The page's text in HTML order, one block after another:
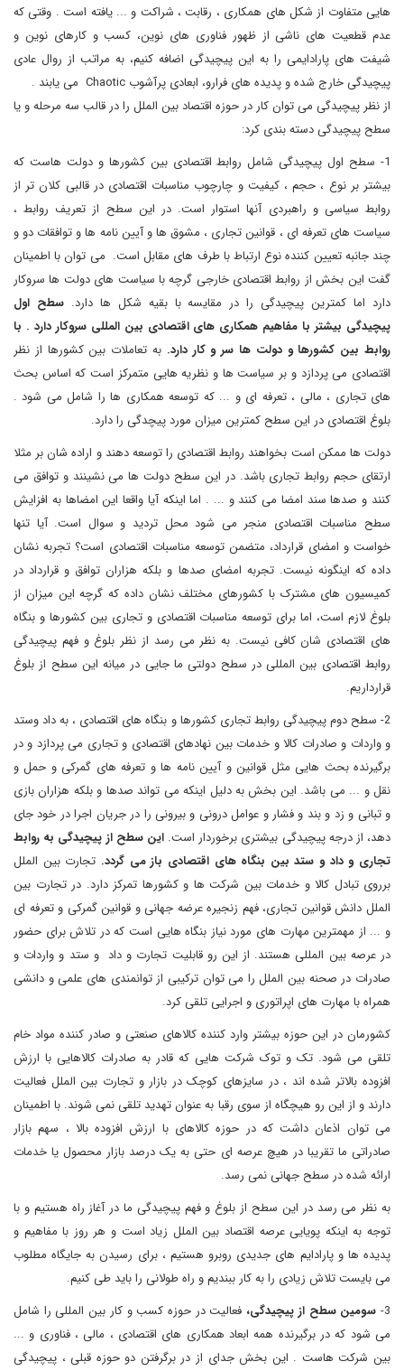
هایی متفاوت از شکل های همکاری ، رقابت ، شراکت و ... یافته است . وقتی که
عدم قطعیت های ناشی از ظهور فناوری های نوین، کسب و کارهای نوین و
شیفت های پارادایمی را به این پیچیدگی اضافه کنیم، به مراتب از روال عادی
پیچیدگی خارج شده و پدیده های فرارو، ابعادی پرآشوب Chaotic می یابند .
از نظر پیچیدگی می توان کار در حوزه اقتصاد بین الملل را در قالب سه مرحله و یا
سطح پیچیدگی دسته بندی کرد:
1- سطح اول پیچیدگی شامل روابط اقتصادی بین کشورها و دولت هاست که
بیشتر بر نوع ، حجم ، کیفیت و چارچوب مناسبات اقتصادی در قالبی کلان تر از
روابط سیاسی و راهبردی آنها استوار است. در این سطح از تعریف روابط ،
سیاست های تعرفه ای ، قوانین تجاری ، مشوق ها و آیین نامه ها و توافقات دو و
چند جانبه تعیین کننده نوع ارتباط با طرف های مقابل است. می توان با اطمینان
گفت این بخش از روابط اقتصادی خارجی گرچه با سیاست های دولت ها سروکار
دارد اما کمترین پیچیدگی را در مقایسه با بقیه شکل ها دارد.سطح اول
پیچیدگی بیشتر با مفاهیم همکاری های اقتصادی بین المللی سروکار دارد . با
روابط بین کشورها و دولت ها سر و کار دارد. به تعاملات بین کشورها از نظر
اقتصادی می پردازد و بر سیاست ها و نظریه هایی متمرکز است که اساس بحث
های تجاری ، مالی ، تعرفه ای و ... که توسعه همکاری ها را شامل می شود .
بلوغ اقتصادی در این سطح کمترین میزان مورد پیچدگی را دارد.
دولت ها ممکن است بخواهند روابط اقتصادی را توسعه دهند و اراده شان بر مثلا
ارتقای حجم روابط تجاری باشد. در این سطح دولت ها می نشینند و توافق می
کنند و صدها سند امضا می کنند و ... . اما اینکه آیا واقعا این امضاها به افزایش
سطح مناسبات اقتصادی منجر می شود محل تردید و سوال است. آیا تنها
خواست و امضای قرارداد، متضمن توسعه مناسبات اقتصادی است؟ تجربه نشان
داده که اینگونه نیست. تجربه امضای صدها و بلکه هزاران توافق و قرارداد در
کمیسیون های مشترک با کشورهای مختلف نشان داده که گرچه این میزان از
بلوغ لازم است، اما برای توسعه مناسبات اقتصادی و تجاری بین کشورها و بنگاه
های اقتصادی شان کافی نیست. به نظر می رسد از نظر بلوغ و فهم پیچیدگی
روابط اقتصادی بین المللی در سطح دولتی ما جایی در میانه این سطح از بلوغ
قرارداریم.
2- سطح دوم پیچیدگی روابط تجاری کشورها و بنگاه های اقتصادی ، به داد وستد
و واردات و صادرات کالا و خدمات بین نهادهای اقتصادی و تجاری می پردازد و در
برگیرنده بحث هایی مثل قوانین و آیین نامه ها و تعرفه های گمرکی و حمل و
نقل و ... می باشد. این بخش به دلیل اینکه می تواند صدها و بلکه هزاران بازی
و تبانی و زد و بند و فشار و عوامل درونی و بیرونی را در جریان اجرا در خود جای
دهد، از درجه پیچیدگی بیشتری برخوردار است.این سطح از پیچیدگی به روابط
تجاری و داد و ستد بین بنگاه های اقتصادی باز می گردد. تجارت بین الملل
برروی تبادل کالا و خدمات بین شرکت ها و کشورها تمرکز دارد. در تجارت بین
الملل دانش قوانین تجاری، فهم زنجیره عرضه جهانی و قوانین گمرکی و تعرفه ای
و ... از مهمترین مهارت های مورد نیاز بنگاه هایی است که در تلاش برای حضور
در عرصه بین المللی هستند. از این رو قابلیت تجارت و داد و ستد و واردات و
صادرات در صحنه بین الملل را می توان ترکیبی از توانمندی های علمی و دانشی
همراه با مهارت های اپراتوری و اجرایی تلقی کرد.
کشورمان در این حوزه بیشتر وارد کننده کالاهای صنعتی و صادر کننده مواد خام
تلقی می شود. تک و توک شرکت هایی که قادر به صادرات کالاهایی با ارزش
افزوده بالاتر شده اند ، در سایزهای کوچک در بازار و تجارت بین الملل فعالیت
دارند و از این رو هیچگاه از سوی رقبا به عنوان تهدید تلقی نمی شوند. با اطمینان
می توان اذعان داشت که در حوزه کالاهای با ارزش افزوده بالا ، سهم بازار
صادراتی ما تقریبا در هیچ عرصه ای حتی به یک درصد بازار محصول یا خدمات
ارائه شده در سطح جهانی نمی رسد.
به نظر می رسد در این سطح از بلوغ و فهم پیچیدگی ما در آغاز راه هستیم و با
توجه به اینکه پویایی عرصه اقتصاد بین الملل زیاد است و هر روز با مفاهیم و
پدیده ها و پارادایم های جدیدی روبرو هستیم ، برای رسیدن به جایگاه مطلوب
می بایست تلاش زیادی را به کار ببندیم و راه طولانی را باید طی کنیم.
3- سومین سطح از پیچیدگی، فعالیت در حوزه کسب و کار بین المللی را شامل
می شود که در برگیرنده همه ابعاد همکاری های اقتصادی ، مالی ، فناوری و ...
بین شرکت هاست . این بخش جدای از در برگرفتن دو حوزه قبلی ، پیچیدگی